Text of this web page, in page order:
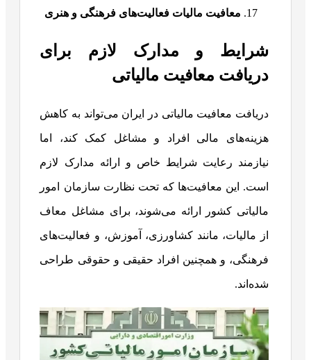
معافیت‌ مالیات فعالیت‌های فرهنگی و هنری
شرایط و مدارک لازم برای
دریافت معافیت مالیاتی
دریافت معافیت مالیاتی در ایران می‌تواند به کاهش
هزینه‌های مالی افراد و مشاغل کمک کند، اما
نیازمند رعایت شرایط خاص و ارائه مدارک لازم
است. این معافیت‌ها که تحت نظارت سازمان امور
مالیاتی کشور ارائه می‌شوند، برای مشاغل معاف
از مالیات، مانند کشاورزی، آموزش، و فعالیت‌های
فرهنگی، و همچنین افراد حقیقی و حقوقی طراحی
شده‌اند.